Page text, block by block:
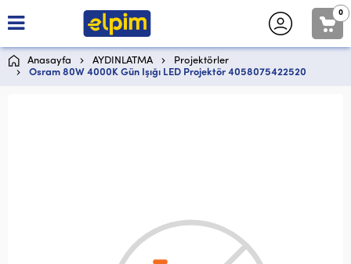
0
Anasayfa AYDINLATMA
Projektörler
Osram 80W 4000K Gün Işığı LED Projektör 4058075422520